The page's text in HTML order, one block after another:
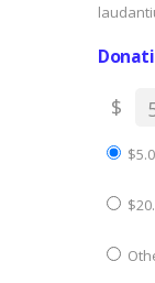
$